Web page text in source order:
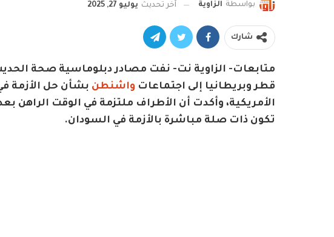
بواسطة الزاوية آخر تحديث يوليو 27, 2025
شارك
متابعات- الزاوية نت- نفت مصادر دبلوماسية صحة
قطر وبريطانيا إلى اجتماعات واشنطن بشأن حل الأزمة
الأمريكية، وأكدت أن الأطراف ملتزمة في الوقت الراهن
تكون ذات صلة مباشرة بالأزمة في السودان.